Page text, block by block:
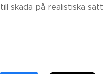
till skada på realistiska